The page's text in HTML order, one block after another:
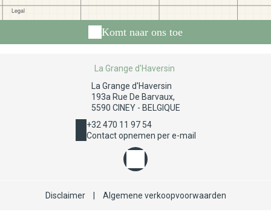
Komt naar ons toe
La Grange d'Haversin
La Grange d'Haversin
193a Rue De Barvaux,
5590 CINEY - BELGIQUE
+32 470 11 97 54
Contact opnemen per e-mail
Disclaimer Algemene verkoopvoorwaarden